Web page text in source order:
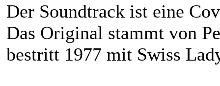
Der Soundtrack ist eine
Das Original stammt von
bestritt 1977 mit Swiss